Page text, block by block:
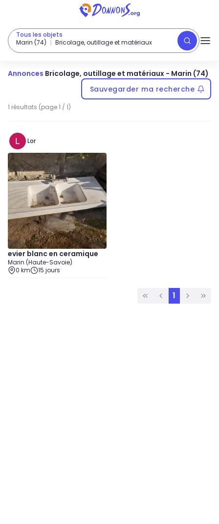
Tous les objets
Marin (74)
Bricolage, outillage et matériaux
Annonces Bricolage, outillage et matériaux - Marin (74)
Sauvegarder ma recherche
1 résultats (page 1 / 1)
Lor
evier blanc en ceramique
Marin (Haute-Savoie)
0 km
15 jours
1